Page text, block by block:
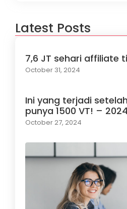
Latest Posts
7,6 JT sehari affiliate
October 31, 2024
Ini yang terjadi
punya 1500 VT! –
October 27, 2024